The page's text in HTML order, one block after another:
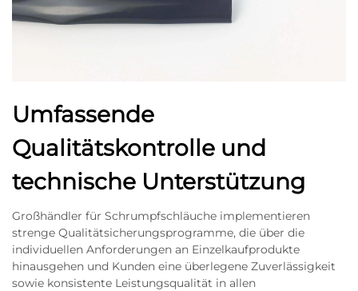
Umfassende
Qualitätskontrolle und
technische Unterstützung
Großhändler für Schrumpfschläuche implementieren
strenge Qualitätsicherungsprogramme, die über die
individuellen Anforderungen an Einzelkaufprodukte
hinausgehen und Kunden eine überlegene Zuverlässigkeit
sowie konsistente Leistungsqualität in allen